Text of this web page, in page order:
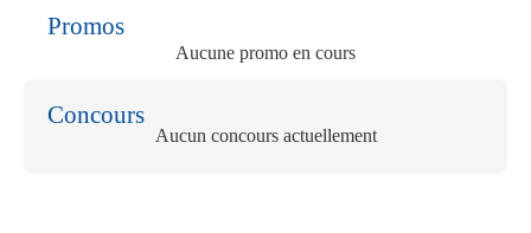
Promos
Aucune promo en cours
Concours
Aucun concours actuellement